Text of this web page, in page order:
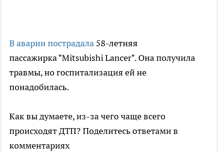
В аварии пострадала 58-летняя
пассажирка "Mitsubishi Lancer". Она получила
травмы, но госпитализация ей не
понадобилась.
Как вы думаете, из-за чего чаще всего
происходят ДТП? Поделитесь ответами в
комментариях